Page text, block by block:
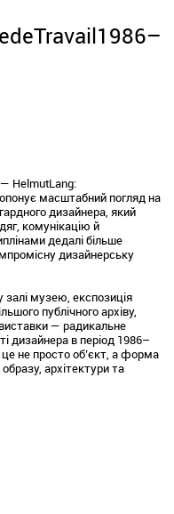
deTravail1986–
HelmutLang:
масштабний погляд на
дизайнера, який
комунікацію й
дедалі більше
дизайнерську
музею, експозиція
публічного архіву,
— радикальне
дизайнера в період 1986–
не простооб’єкт, а форма
архітектури та